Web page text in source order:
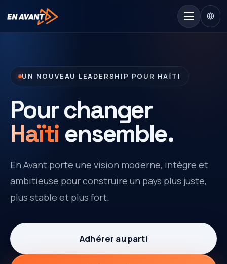
UN NOUVEAU LEADERSHIP POUR HAÏTI
Pour changer
Haïti ensemble.
En Avant porte une vision moderne, intègre et
ambitieuse pour construire un pays plus juste,
plus stable et plus fort.
Adhérer au parti